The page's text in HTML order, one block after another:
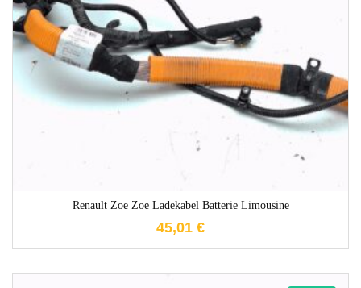
Renault Zoe Zoe Ladekabel Batterie Limousine
45,01 €
1-3 Werktage